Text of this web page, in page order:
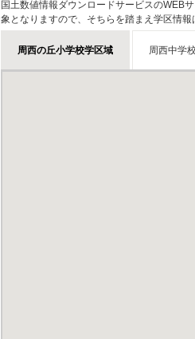
国土数値情報ダウンロードサービスのWEB
象となりますので、そちらを踏まえ学区情報
周西の丘小学校学区域 周西中学